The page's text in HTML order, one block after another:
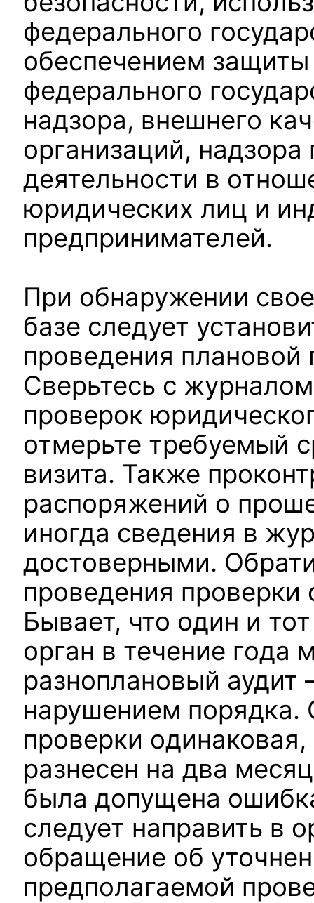
федерального
обеспечением
федерального
надзора, внешнего
организаций,
деятельности в
юридических лиц и
предпринимателей.
При обнаружении
базе следует
проведения
Сверьтесь с
проверок
отмерьте требуемый
визита. Также
распоряжений о
иногда сведения в
достоверными.
проведения проверки
Бывает, что один и
орган в течение года
разноплановый аудит
нарушением порядка.
проверки
разнесен на два
была допущена
следует направить в
обращение об
предполагаемой